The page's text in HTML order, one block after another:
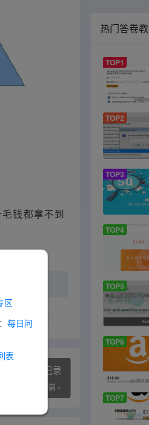
区
每日问
表
钱都拿不到
卷挣钱题库
问卷挣钱记录
下一篇 »
热门答卷
TOP1
TOP2
TOP3
TOP4
TOP5
TOP6
TOP7